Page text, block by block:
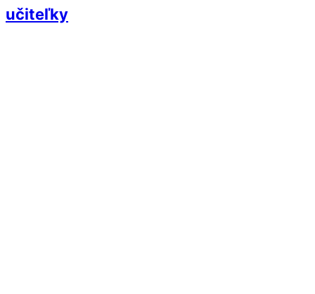
učiteľky